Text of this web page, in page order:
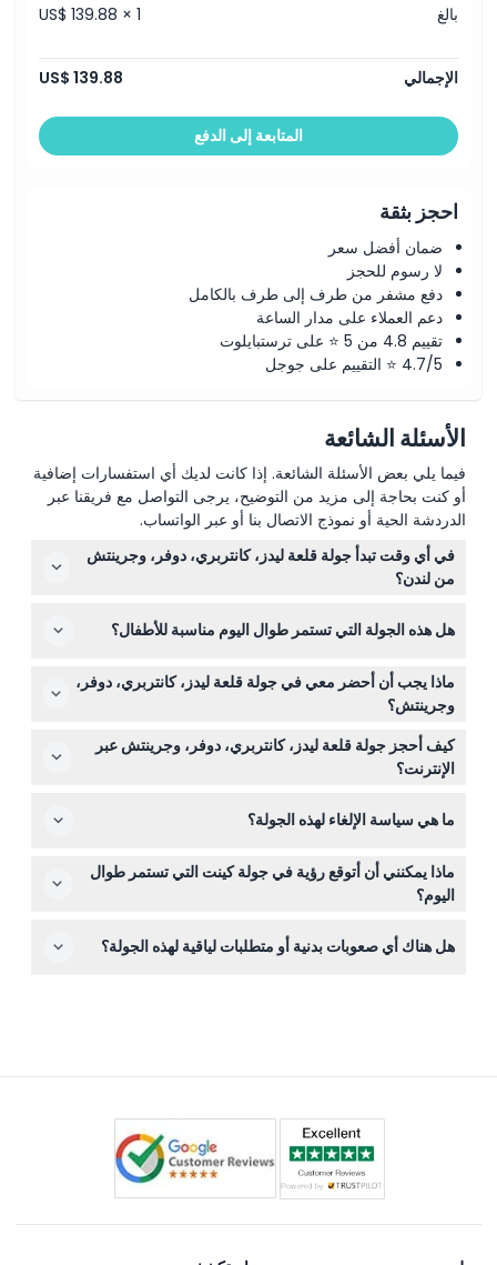
بالغ
US$ 139.88 × 1
الإجمالي US$ 139.88
المتابعة إلى الدفع
احجز بثقة
ضمان أفضل سعر
لا رسوم للحجز
دفع مشفر من طرف إلى طرف بالكامل
دعم العملاء على مدار الساعة
تقييم 4.8 من 5 ⭐ على ترستبايلوت
4.7/5 ⭐ التقييم على جوجل
الأسئلة الشائعة
فيما يلي بعض الأسئلة الشائعة. إذا كانت لديك أي استفسارات إضافية
أو كنت بحاجة إلى مزيد من التوضيح، يرجى التواصل مع فريقنا عبر
الدردشة الحية أو نموذج الاتصال بنا أو عبر الواتساب.
في أي وقت تبدأ جولة قلعة ليدز، كانتربري، دوفر، وجرينتش
من لندن؟
محطة فيكتوريا. من الأفضل الوصول قبل 15 دقيقة لضمان بداية
هل هذه الجولة التي تستمر طوال اليوم مناسبة للأطفال؟
عامًا برفقة بالغ يدفع ثمن التذكرة، أما الأطفال من عمر 0 إلى 2
يدفع سعر البالغين.
ماذا يجب أن أحضر معي في جولة قلعة ليدز، كانتربري، دوفر،
وجرينتش؟
احضر أحذية مريحة للمشي، وملابس مناسبة للطقس، وكاميرا
لالتقاط الصور لأماكن التاريخية الجميلة. بما أنها جولة تستمر
طوال اليوم، قد يكون من المفيد إحضار زجاجة مياه صغيرة
وبعض الوجبات الخفيفة.
كيف أحجز جولة قلعة ليدز، كانتربري، دوفر، وجرينتش عبر
الإنترنت؟
المفضل وإكمال نموذج الحجز الآمن عبر الإنترنت.
ما هي سياسة الإلغاء لهذه الجولة؟
يجب إجراء الإلغاء قبل 48 ساعة على الأقل من تاريخ السفر
لتجنب الرسوم، رغم أنه قد يتم تطبيق بعض رسوم النقل.
الإلغاءات المتأخرة غير قابلة للاسترداد، ويتم إصدار الاسترداد
على طريقة الدفع الأصلية.
ماذا يمكنني أن أتوقع رؤية في جولة كينت التي تستمر طوال
اليوم؟
كاتدرائية كانتربري التاريخية، تستمتع بالمنحدرات البيضاء في
هل هناك أي صعوبات بدنية أو متطلبات لياقية لهذه الجولة؟